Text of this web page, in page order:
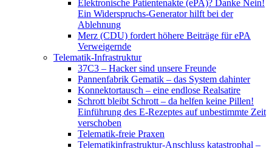
Elektronische Patientenakte (ePA)? Danke Nein!
Ein Widerspruchs-Generator hilft bei der
Ablehnung
Merz (CDU) fordert höhere Beiträge für ePA
Verweigernde
Telematik-Infrastruktur
37C3 – Hacker sind unsere Freunde
Pannenfabrik Gematik – das System dahinter
Konnektortausch – eine endlose Realsatire
Schrott bleibt Schrott – da helfen keine Pillen!
Einführung des E-Rezeptes auf unbestimmte Zeit
verschoben
Telematik-freie Praxen
Telematikinfrastruktur-Anschluss katastrophal –